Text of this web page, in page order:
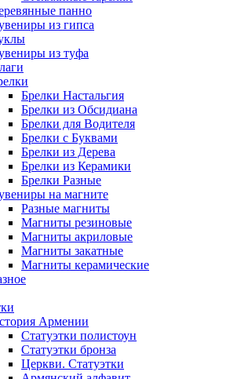
панно
из гипса
из туфа
Брелки Настальгия
Брелки из Обсидиана
Брелки для Водителя
Брелки с Буквами
Брелки из Дерева
Брелки из Керамики
Брелки Разные
на магните
Разные магниты
Магниты резиновые
Магниты акриловые
Магниты закатные
Магниты керамические
Армении
Статуэтки полистоун
Статуэтки бронза
Церкви. Статуэтки